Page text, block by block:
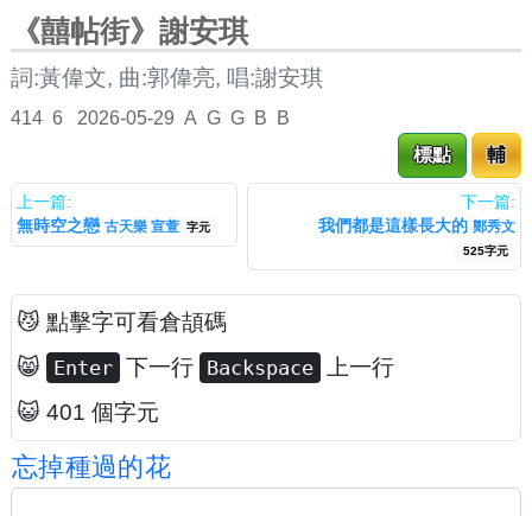
《囍帖街》謝安琪
詞:黃偉文, 曲:郭偉亮, 唱:謝安琪
414 6 2026-05-29 A G G B
B
標點
輔
上一篇:
無時空之戀 古天樂 宣萱 字元
下一篇:
我們都是這樣長大的鄭秀文
525字元
😼 點擊字可看倉頡碼
😸 Enter 下一行 Backspace
上一行
😺 401 個字元
忘掉種過的花